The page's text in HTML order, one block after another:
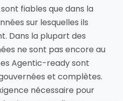
sont fiables que dans la
sur lesquelles ils
Dans la plupart des
ne sont pas encore au
Agentic-ready sont
et complètes.
nécessaire pour